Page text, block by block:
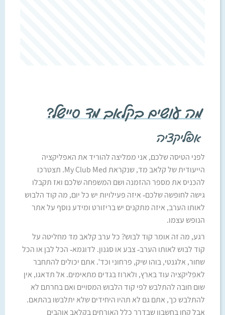
מה עושים בקלאב מד סיישל?
אפליקציה
לפני הטיסה שלכם, אני ממליצה להוריד את האפליקציה
הייעודית של קלאב מד, שנקראת My Club Med. תצטרכו
להכניס את מספר ההזמנה ושם המשפחה שלכם ואז תקבלו
גישה לחופשה שלכם- איזה פעילויות יש כל יום, מה קוד הלבוש
לאותו הערב, איזה מתקנים יש בריזורט ומידע נוסף על אתר
הנופש עצמו.
רגע, מה זה אומר קוד לבוש? כל ערב קלאב מד מחליטה על
קוד לבוש לאותו הערב- צבע או סגנון. לדוגמא- הכל לבן או הכל
שחור, אלגנטי, בוהו שיק, פרחוני וכד'. אתם יכולים להתחבר
לאפליקציה עוד בארץ, ולארוז בגדים מתאימים. אל תדאגו, אין
שום חובה להתלבש לפי קוד הלבוש המסויים ואם בחרתם לא
להתלבש כך, אתם גם לא תהיו היחידים שלא יתלבשו בהתאם.
אבל קחו בחשבון שבדרך כלל האורחים בקלאב אוהבים